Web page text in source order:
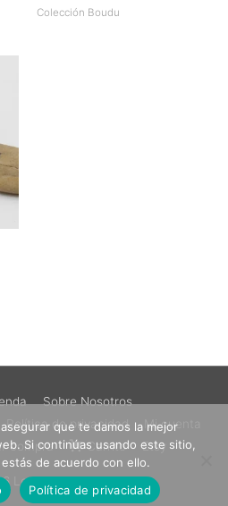
Colección Boudu
Sobre Nosotros
Política de privacidad
Mi cuenta
compra Carrito Etsy
Los Sueños de Catalina
que te damos la mejor
Si continúas usando este sitio,
de acuerdo con ello.
Política de privacidad